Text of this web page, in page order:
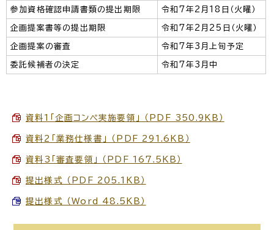
参加資格確認申請書類の提出期限 令和7年2月18日（火曜）
企画提案書等の提出期限 令和7年2月25日（火曜）
企画提案の審査 令和7年3月上旬予定
委託候補者の決定 令和7年3月中
資料1「企画コンペ実施要領」 （PDF 350.9KB）
資料2「業務仕様書」 （PDF 291.6KB）
資料3「審査要領」 （PDF 167.5KB）
提出様式 （PDF 205.1KB）
提出様式 （Word 48.5KB）